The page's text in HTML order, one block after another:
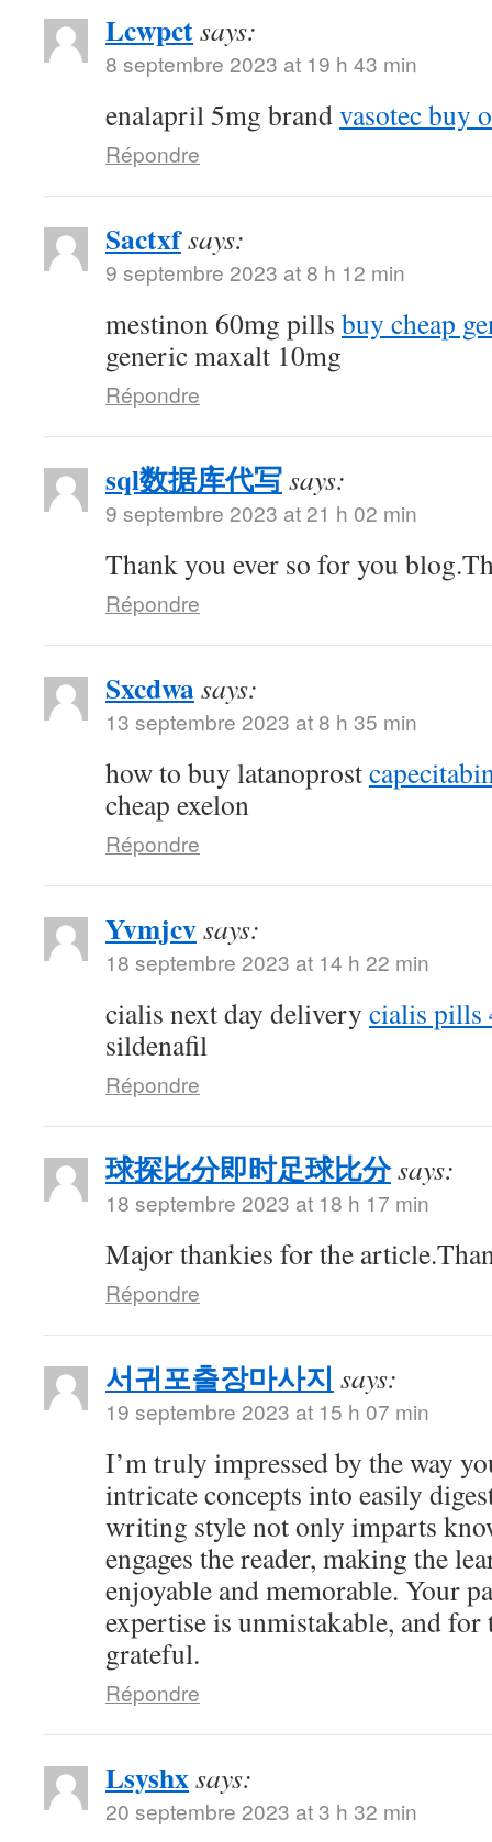
Lcwpctsays:
8 septembre 2023 at 19 h 43 min
enalapril 5mg brandvasotec buy
Répondre
Sactxfsays:
9 septembre 2023 at 8 h 12 min
mestinon 60mg pills buy cheap
generic maxalt 10mg
Répondre
sql数据库代写says:
9 septembre 2023 at 21 h 02 min
Thank you ever so for you
Répondre
Sxcdwasays:
13 septembre 2023 at 8 h 35 min
how to buy latanoprost
cheap exelon
Répondre
Yvmjcvsays:
18 septembre 2023 at 14 h 22 min
cialis next day delivery cialis pills
sildenafil
Répondre
球探比分即时足球比分says:
18 septembre 2023 at 18 h 17 min
Major thankies for the
Répondre
서귀포출장마사지 says:
19 septembre 2023 at 15 h 07 min
I’m truly impressed by the way
intricate concepts into easily
writing style not only imparts
engages the reader, making the
enjoyable and memorable. Your
expertise is unmistakable, and for
grateful.
Répondre
Lsyshxsays:
20 septembre 2023 at 3 h 32 min